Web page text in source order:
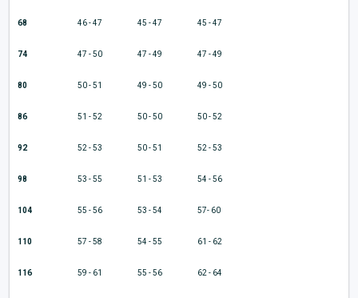
68 46 - 47 45 - 47 45 - 47
74 47 - 50 47 - 49 47 - 49
80 50 - 51 49 - 50 49 - 50
86 51 - 52 50 - 50 50 - 52
92 52 - 53 50 - 51 52 - 53
98 53 - 55 51 - 53 54 - 56
104 55 - 56 53 - 54 57- 60
110 57 - 58 54 - 55 61 - 62
116 59 - 61 55 - 56 62 - 64